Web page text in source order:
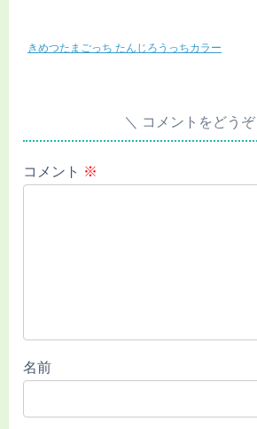
きめつたまごっち たんじろうっちカラー
コメントをどうぞ
コメント ※
名前